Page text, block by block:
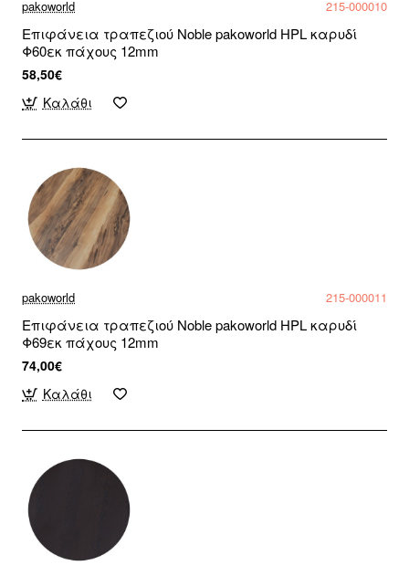
pakoworld 215-000010
Επιφάνεια τραπεζιού Noble pakoworld HPL καρυδί
Φ60εκ πάχους 12mm
58,50€
Καλάθι
pakoworld 215-000011
Επιφάνεια τραπεζιού Noble pakoworld HPL καρυδί
Φ69εκ πάχους 12mm
74,00€
Καλάθι